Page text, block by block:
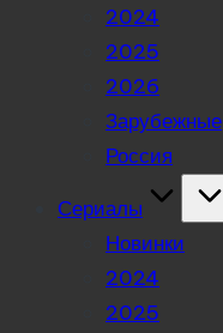
2024
2025
2026
Зарубежные
Россия
Сериалы
Новинки
2024
2025